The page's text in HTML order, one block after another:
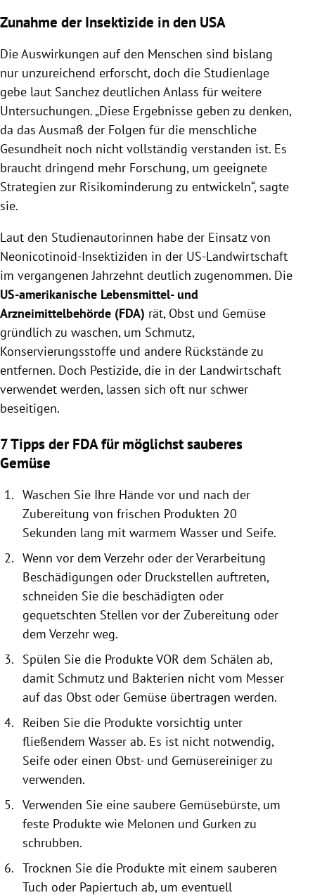
Zunahme der Insektizide in den USA
Die Auswirkungen auf den Menschen sind bislang
nur unzureichend erforscht, doch die Studienlage
gebe laut Sanchez deutlichen Anlass für weitere
Untersuchungen. „Diese Ergebnisse geben zu denken,
da das Ausmaß der Folgen für die menschliche
Gesundheit noch nicht vollständig verstanden ist. Es
braucht dringend mehr Forschung, um geeignete
Strategien zur Risikominderung zu entwickeln“, sagte
sie.
Laut den Studienautorinnen habe der Einsatz von
Neonicotinoid-Insektiziden in der US-Landwirtschaft
im vergangenen Jahrzehnt deutlich zugenommen. Die
US-amerikanische Lebensmittel- und
Arzneimittelbehörde (FDA) rät, Obst und Gemüse
gründlich zu waschen, um Schmutz,
Konservierungsstoffe und andere Rückstände zu
entfernen. Doch Pestizide, die in der Landwirtschaft
verwendet werden, lassen sich oft nur schwer
beseitigen.
7 Tipps der FDA für möglichst sauberes
Gemüse
Waschen Sie Ihre Hände vor und nach der
Zubereitung von frischen Produkten 20
Sekunden lang mit warmem Wasser und Seife.
Wenn vor dem Verzehr oder der Verarbeitung
Beschädigungen oder Druckstellen auftreten,
schneiden Sie die beschädigten oder
gequetschten Stellen vor der Zubereitung oder
dem Verzehr weg.
Spülen Sie die Produkte VOR dem Schälen ab,
damit Schmutz und Bakterien nicht vom Messer
auf das Obst oder Gemüse übertragen werden.
Reiben Sie die Produkte vorsichtig unter
fließendem Wasser ab. Es ist nicht notwendig,
Seife oder einen Obst- und Gemüsereiniger zu
verwenden.
Verwenden Sie eine saubere Gemüsebürste, um
feste Produkte wie Melonen und Gurken zu
schrubben.
Trocknen Sie die Produkte mit einem sauberen
Tuch oder Papiertuch ab, um eventuell